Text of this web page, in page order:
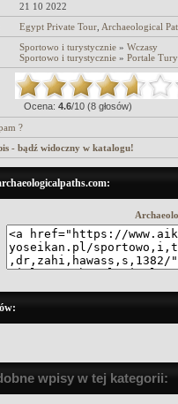
21 10 2022
Egypt Private Tour Archaeological
Sportowo i turystycznie » Wczasy
Sportowo i turystycznie » Portale
Ocena: 4.6/10 (8 głosów)
?
- bądź widoczny w katalogu!
wpisy w tej kategorii: